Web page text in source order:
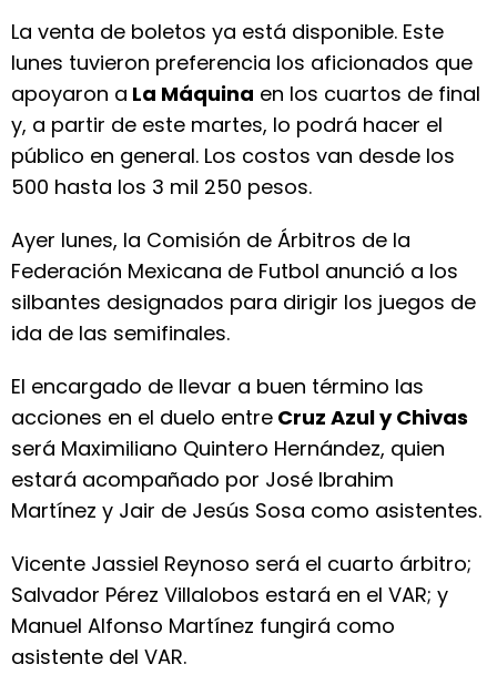
La venta de boletos ya está disponible. Este
lunes tuvieron preferencia los aficionados que
apoyaron a La Máquina en los cuartos de final
y, a partir de este martes, lo podrá hacer el
público en general. Los costos van desde los
500 hasta los 3 mil 250 pesos.
Ayer lunes, la Comisión de Árbitros de la
Federación Mexicana de Futbol anunció a los
silbantes designados para dirigir los juegos de
ida de las semifinales.
El encargado de llevar a buen término las
acciones en el duelo entre Cruz Azul y Chivas
será Maximiliano Quintero Hernández, quien
estará acompañado por José Ibrahim
Martínez y Jair de Jesús Sosa como asistentes.
Vicente Jassiel Reynoso será el cuarto árbitro;
Salvador Pérez Villalobos estará en el VAR; y
Manuel Alfonso Martínez fungirá como
asistente del VAR.